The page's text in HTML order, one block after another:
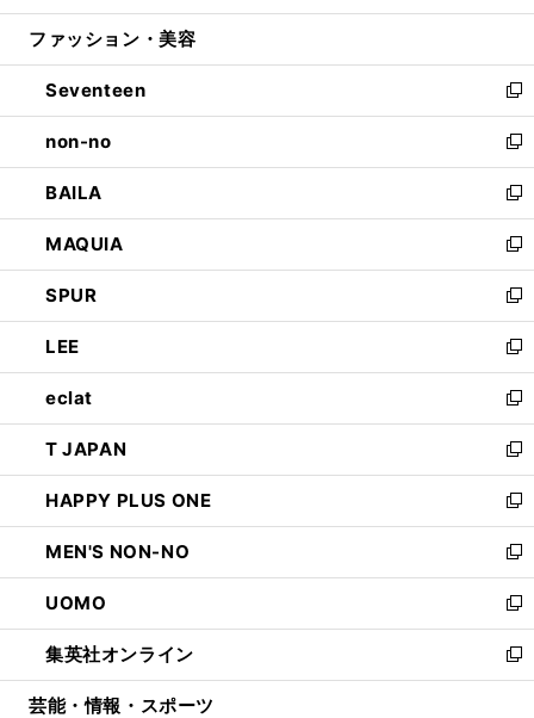
開
ウ
開
く
ン
ウ
で
開
く
ウ
ン
ド
ウ
で
開
く
ファッション・美容
Seventeen
新
し
い
ウ
ィ
ン
ド
ウ
で
開
く
non-no
新
し
い
ウ
ィ
ン
ド
ウ
で
開
く
BAILA
新
し
い
ウ
ィ
ン
ド
ウ
で
開
く
MAQUIA
新
し
い
ウ
ィ
ン
ド
ウ
で
開
く
SPUR
新
し
い
ウ
ィ
ン
ド
ウ
で
開
く
LEE
新
し
い
ウ
ィ
ン
ド
ウ
で
開
く
eclat
新
し
い
ウ
ィ
ン
ド
ウ
で
開
く
T JAPAN
新
し
い
ウ
ィ
ン
ド
ウ
で
開
HAPPY PLUS ONE
新
し
い
ウ
ィ
ン
ド
ウ
MEN'S NON-NO
新
し
い
ウ
ィ
ン
UOMO
新
し
い
ウ
集英社オンライン
新
し
芸能・情報・スポーツ